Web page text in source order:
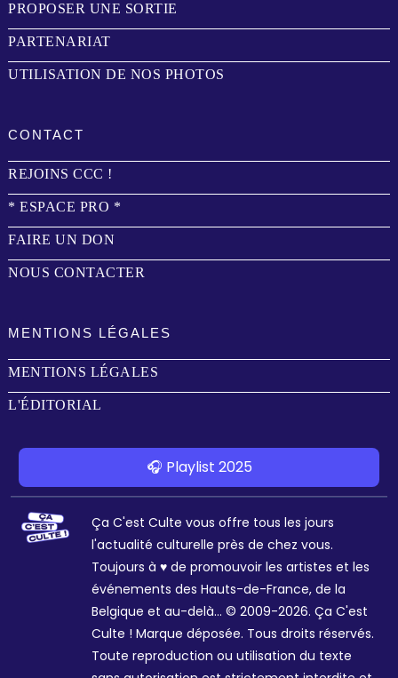
PROPOSER UNE SORTIE
PARTENARIAT
UTILISATION DE NOS PHOTOS
CONTACT
REJOINS CCC !
* ESPACE PRO *
FAIRE UN DON
NOUS CONTACTER
MENTIONS LÉGALES
MENTIONS LÉGALES
L'ÉDITORIAL
🎧 Playlist 2025
Ça C'est Culte vous offre tous les jours
l'actualité culturelle près de chez vous.
Toujours à ♥ de promouvoir les artistes et les
événements des Hauts-de-France, de la
Belgique et au-delà... © 2009-2026. Ça C'est
Culte ! Marque déposée. Tous droits réservés.
Toute reproduction ou utilisation du texte